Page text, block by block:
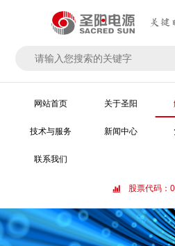
关键
网站首页 关于圣阳
技术与服务 新闻中心
联系我们
 股票代码：